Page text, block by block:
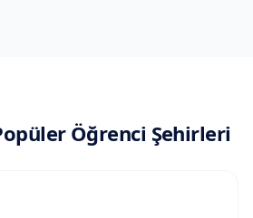
Öğrenci Şehirleri